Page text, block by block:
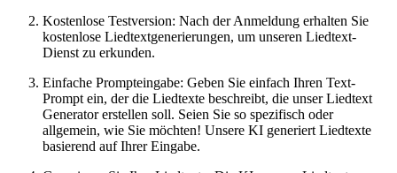
Kostenlose Testversion: Nach der Anmeldung erhalten Sie
kostenlose Liedtextgenerierungen, um unseren Liedtext-
Dienst zu erkunden.
Einfache Prompteingabe: Geben Sie einfach Ihren Text-
Prompt ein, der die Liedtexte beschreibt, die unser Liedtext
Generator erstellen soll. Seien Sie so spezifisch oder
allgemein, wie Sie möchten! Unsere KI generiert Liedtexte
basierend auf Ihrer Eingabe.